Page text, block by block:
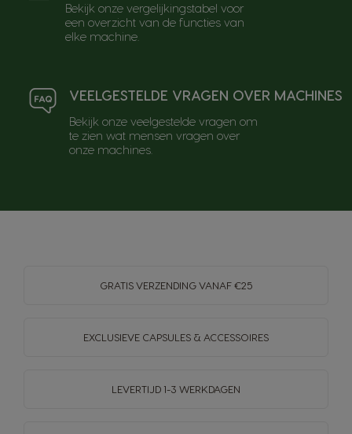
Bekijk onze vergelijkingstabel voor
een overzicht van de functies van
elke machine.
VEELGESTELDE VRAGEN OVER MACHINES
Bekijk onze veelgestelde vragen om
te zien wat mensen vragen over
onze machines.
GRATIS VERZENDING VANAF €25
EXCLUSIEVE CAPSULES & ACCESSOIRES
LEVERTIJD 1-3 WERKDAGEN